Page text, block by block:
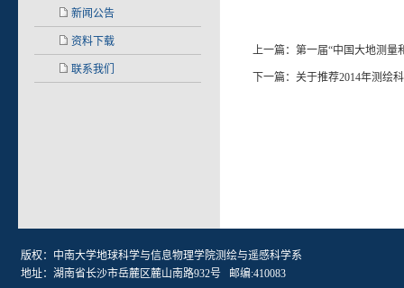
新闻公告
资料下载
联系我们
上一篇： 第一届“中国大地测量
下一篇： 关于推荐2014年测绘
版权：中南大学地球科学与信息物理学院测绘与遥感科学系
地址：湖南省长沙市岳麓区麓山南路932号 邮编:410083